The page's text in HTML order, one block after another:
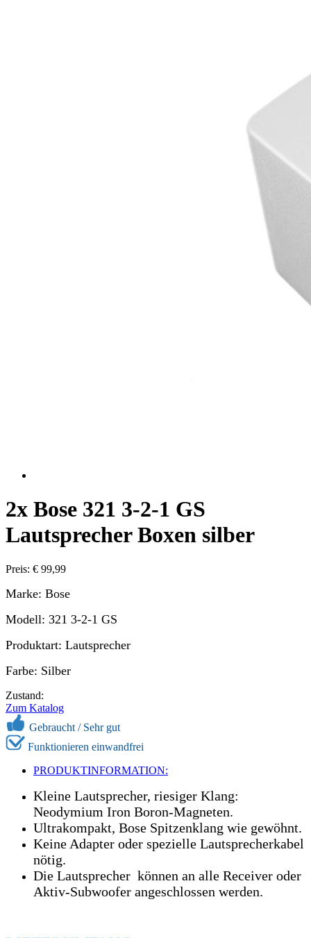
2x Bose 321 3-2-1 GS
Lautsprecher Boxen silber
Preis: € 99,99
Marke: Bose
Modell: 321 3-2-1 GS
Produktart: Lautsprecher
Farbe: Silber
Zustand:
Zum Katalog
Gebraucht / Sehr gut
Funktionieren einwandfrei
PRODUKTINFORMATION:
Kleine Lautsprecher, riesiger Klang:
Neodymium Iron Boron-Magneten.
Ultrakompakt, Bose Spitzenklang wie gewöhnt.
Keine Adapter oder spezielle Lautsprecherkabel
nötig.
Die Lautsprecher können an alle Receiver oder
Aktiv-Subwoofer angeschlossen werden.